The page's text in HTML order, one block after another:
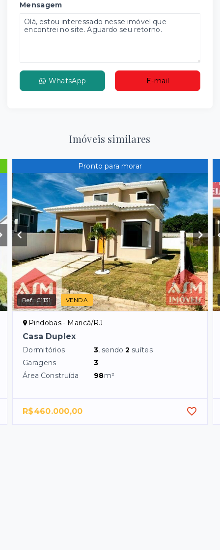
Mensagem
WhatsApp E-mail
Imóveis similares
Pronto para morar
Ref.:C1131 VENDA
Pindobas - Maricá/RJ
Casa Duplex
Dormitórios 3, sendo2 suítes
Garagens
3
Área Construída
98m²
R$460.000,00